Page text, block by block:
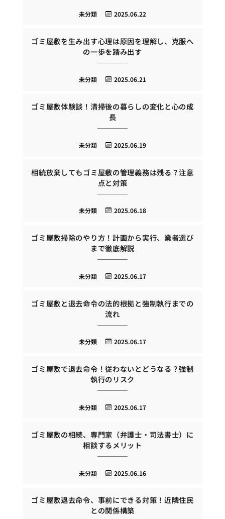
2025.06.22
未分類
ゴミ屋敷を生み出す心理は原因を理解し、克服へ
の一歩を踏み出す
2025.06.21
未分類
ゴミ屋敷体験談！清掃後の暮らしの変化と心の成
長
2025.06.19
未分類
相続放棄してもゴミ屋敷の管理義務は残る？注意
点と対策
2025.06.18
未分類
ゴミ屋敷掃除のやり方！計画から実行、業者選び
まで徹底解説
2025.06.17
未分類
ゴミ屋敷と退去命令の法的根拠と強制執行までの
流れ
2025.06.17
未分類
ゴミ屋敷で退去命令！従わないとどうなる？強制
執行のリスク
2025.06.17
未分類
ゴミ屋敷の相続、専門家（弁護士・司法書士）に
相談するメリット
2025.06.16
未分類
ゴミ屋敷退去命令、事前にできる対策！近隣住民
との関係構築